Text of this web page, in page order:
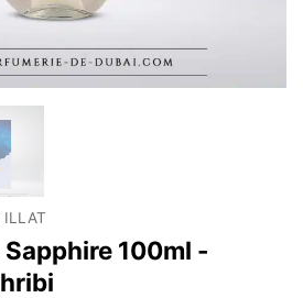
ILLAT
100ml -